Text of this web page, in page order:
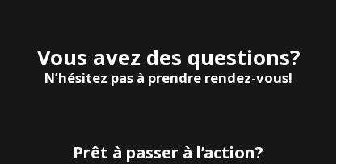
Vous avez des questions?
N’hésitez pas à prendre rendez-vous!
Prêt à passer à l’action?